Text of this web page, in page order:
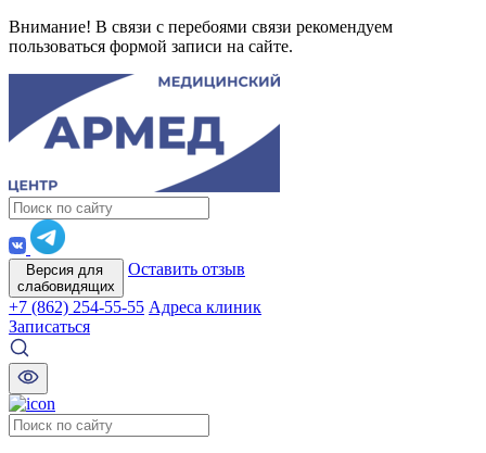
Внимание! В связи с перебоями связи рекомендуем
пользоваться формой записи на сайте.
Версия для
слабовидящих
Оставить отзыв
+7 (862) 254-55-55 Адреса клиник
Записаться